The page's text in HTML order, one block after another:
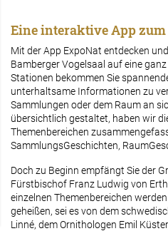
Eine interaktive App zum
Mit der App ExpoNat entdecken
Bamberger Vogelsaal auf eine
Stationen bekommen Sie
unterhaltsame Informationen zu
Sammlungen oder dem Raum an
übersichtlich gestaltet, haben wir
Themenbereichen
SammlungsGeschichten,
Doch zu Beginn empfängt Sie der
Fürstbischof Franz Ludwig von
einzelnen Themenbereichen
geheißen, sei es von dem
Linné, dem Ornithologen Emil